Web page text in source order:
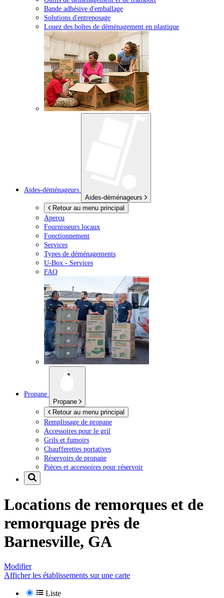
Bande adhésive d'emballage
Solutions d'entreposage
Louez des boîtes de déménagement en plastique
Aides-déménageurs
Aides-déménageurs
Retour au menu principal
Aperçu
Fournisseurs locaux
Fonctionnement
Services
Types de déménagements
U-Box - Services
FAQ
Propane
Propane
Retour au menu principal
Remplissage de propane
Accessoires pour le gril
Grils et fumoirs
Chaufferettes portatives
Réservoirs de propane
Pièces et accessoires pour réservoir
Locations de remorques et de
remorquage près de
Barnesville, GA
Modifier
Afficher les établissements sur une carte
Liste